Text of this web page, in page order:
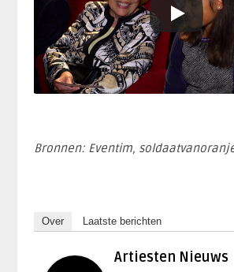
Bronnen: Eventim,
Over Laatste berichten
Artiesten Nieuws